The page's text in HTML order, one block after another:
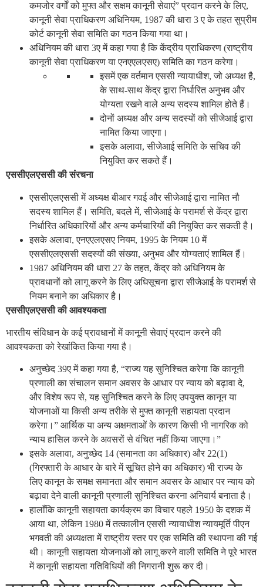
कमजोर वर्गों को मुफ्त और सक्षम कानूनी सेवाएं” प्रदान करने के लिए,
कानूनी सेवा प्राधिकरण अधिनियम, 1987 की धारा 3 ए के तहत सुप्रीम
कोर्ट कानूनी सेवा समिति का गठन किया गया था।
अधिनियम की धारा 3ए में कहा गया है कि केंद्रीय प्राधिकरण (राष्ट्रीय
कानूनी सेवा प्राधिकरण या एनएएलएसए) समिति का गठन करेगा।
इसमें एक वर्तमान एससी न्यायाधीश, जो अध्यक्ष है,
के साथ-साथ केंद्र द्वारा निर्धारित अनुभव और
योग्यता रखने वाले अन्य सदस्य शामिल होते हैं।
दोनों अध्यक्ष और अन्य सदस्यों को सीजेआई द्वारा
नामित किया जाएगा।
इसके अलावा, सीजेआई समिति के सचिव की
नियुक्ति कर सकते हैं।
एससीएलएससी की संरचना
एससीएलएससी में अध्यक्ष बीआर गवई और सीजेआई द्वारा नामित नौ
सदस्य शामिल हैं। समिति, बदले में, सीजेआई के परामर्श से केंद्र द्वारा
निर्धारित अधिकारियों और अन्य कर्मचारियों की नियुक्ति कर सकती है।
इसके अलावा, एनएएलएसए नियम, 1995 के नियम 10 में
एससीएलएससी सदस्यों की संख्या, अनुभव और योग्यताएं शामिल हैं।
1987 अधिनियम की धारा 27 के तहत, केंद्र को अधिनियम के
प्रावधानों को लागू करने के लिए अधिसूचना द्वारा सीजेआई के परामर्श से
नियम बनाने का अधिकार है।
एससीएलएससी की आवश्यकता
भारतीय संविधान के कई प्रावधानों में कानूनी सेवाएं प्रदान करने की
आवश्यकता को रेखांकित किया गया है।
अनुच्छेद 39ए में कहा गया है, “राज्य यह सुनिश्चित करेगा कि कानूनी
प्रणाली का संचालन समान अवसर के आधार पर न्याय को बढ़ावा दे,
और विशेष रूप से, यह सुनिश्चित करने के लिए उपयुक्त कानून या
योजनाओं या किसी अन्य तरीके से मुफ्त कानूनी सहायता प्रदान
करेगा।” आर्थिक या अन्य अक्षमताओं के कारण किसी भी नागरिक को
न्याय हासिल करने के अवसरों से वंचित नहीं किया जाएगा।”
इसके अलावा, अनुच्छेद 14 (समानता का अधिकार) और 22(1)
(गिरफ्तारी के आधार के बारे में सूचित होने का अधिकार) भी राज्य के
लिए कानून के समक्ष समानता और समान अवसर के आधार पर न्याय को
बढ़ावा देने वाली कानूनी प्रणाली सुनिश्चित करना अनिवार्य बनाता है।
हालाँकि कानूनी सहायता कार्यक्रम का विचार पहले 1950 के दशक में
आया था, लेकिन 1980 में तत्कालीन एससी न्यायाधीश न्यायमूर्ति पीएन
भगवती की अध्यक्षता में राष्ट्रीय स्तर पर एक समिति की स्थापना की गई
थी। कानूनी सहायता योजनाओं को लागू करने वाली समिति ने पूरे भारत
में कानूनी सहायता गतिविधियों की निगरानी शुरू कर दी।